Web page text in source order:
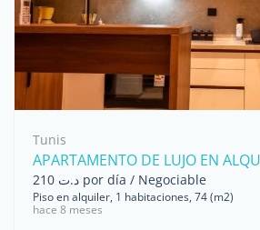
Tunis
APARTAMENTO DE LUJO EN
د.ت 210 por día / Negociable
Piso en alquiler, 1 habitaciones, 74 (m2)
hace 8 meses